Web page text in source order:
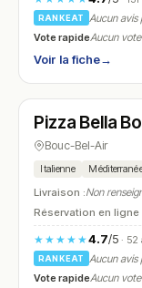
RANKEAT
Aucun avis
Vote rapideAucun
Voir la fiche→
N° 18
Pizza Bella
Bouc-Bel-Air
Italienne
Livraison :Non
Réservation en ligne
★★★★★4.7/5· 52
RANKEAT
Aucun avis
Vote rapideAucun